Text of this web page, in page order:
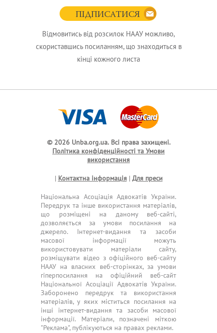
ПІДПИСАТИСЯ
Відмовитись від розсилок НААУ можливо,
скориставшись посиланням, що знаходиться в
кінці кожного листа
© 2026 Unba.org.ua. Всі права захищені.
Політика конфіденційності та Умови
використання
| Контактна інформація| Для преси
Національна Асоціація Адвокатів України.
Передрук та інше використання матеріалів,
що розміщені на даному веб-сайті,
дозволяється за умови посилання на
джерело. Інтернет-видання та засоби
масової інформації можуть
використовувати матеріали сайту,
розміщувати відео з офіційного веб-сайту
НААУ на власних веб-сторінках, за умови
гіперпосилання на офіційний веб-сайт
Національної Асоціації Адвокатів України.
Заборонено передрук та використання
матеріалів, у яких міститься посилання на
інші інтернет-видання та засоби масової
інформації. Матеріали, позначені міткою
"Реклама", публікуються на правах реклами.